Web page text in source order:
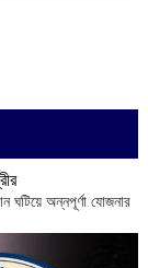
ঘটিয়ে অন্নপূর্ণা যোজনার